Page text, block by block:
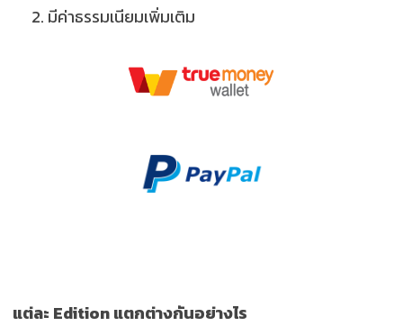
2. มีค่าธรรมเนียมเพิ่มเติม
แต่ละ Edition แตกต่างกันอย่างไร